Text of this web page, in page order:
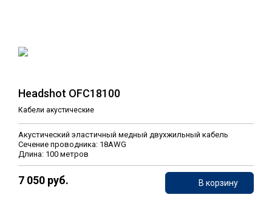
Headshot OFC18100
Кабели акустические
Акустический эластичный медный двухжильный кабель
Сечение проводника: 18AWG
Длина: 100 метров
7 050 руб. В корзину